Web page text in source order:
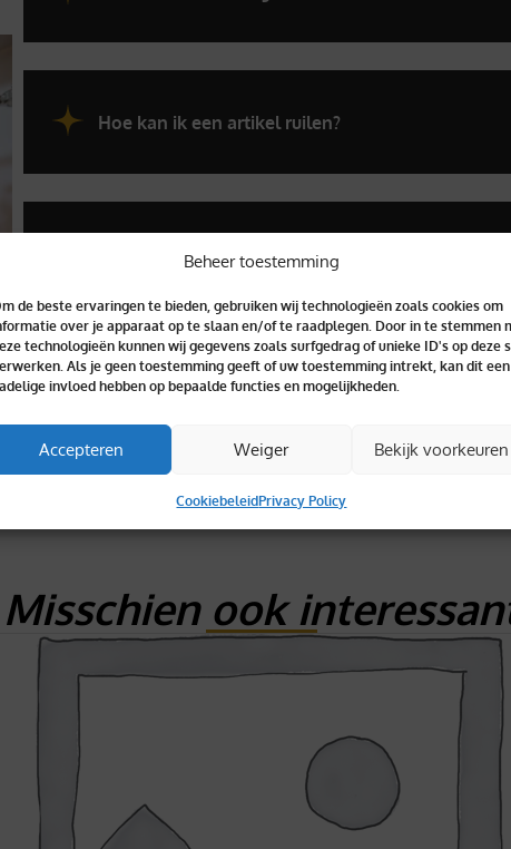
Beheer toestemming
de beste ervaringen te bieden, gebruiken wij technologieën zoals cookies om
over je apparaat op te slaan en/of te raadplegen. Door in te stemmen
technologieën kunnen wij gegevens zoals surfgedrag of unieke ID's op deze
Als je geen toestemming geeft of uw toestemming intrekt, kan dit een
invloed hebben op bepaalde functies en mogelijkheden.
Accepteren Weiger Bekijk voorkeuren
CookiebeleidPrivacy Policy
Hoe kan ik een artikel ruilen?
Hoe kunt u contact opnemen met de
Misschien ook